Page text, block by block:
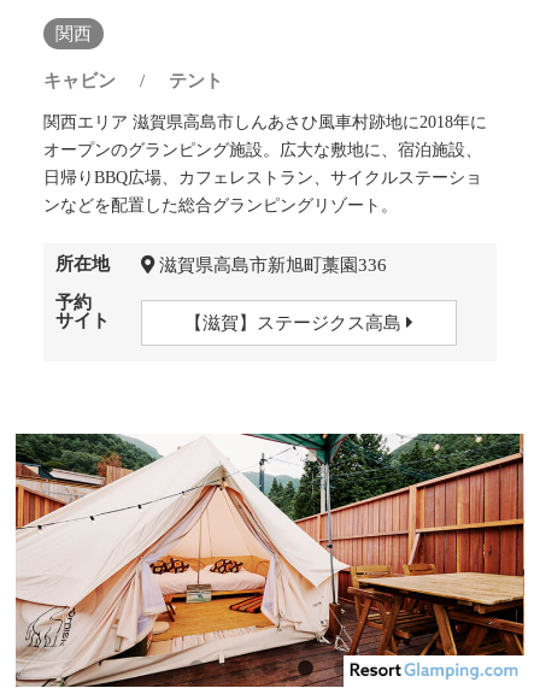
関西
キャビン / テント
関西エリア 滋賀県高島市しんあさひ風車村跡地に2018年に
オープンのグランピング施設。広大な敷地に、宿泊施設、
日帰りBBQ広場、カフェレストラン、サイクルステーショ
ンなどを配置した総合グランピングリゾート。
所在地
滋賀県高島市新旭町藁園336
予約
サイト
【滋賀】ステージクス高島